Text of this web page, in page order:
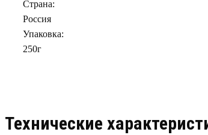
Страна:
Россия
Упаковка:
250г
Технические